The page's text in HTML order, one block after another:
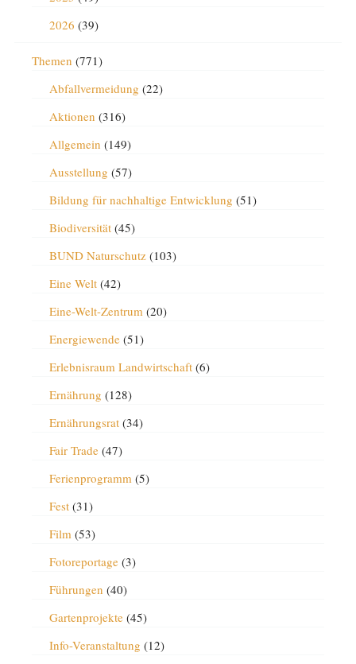
2026 (39)
Themen (771)
Abfallvermeidung (22)
Aktionen (316)
Allgemein (149)
Ausstellung (57)
Bildung für nachhaltige Entwicklung (51)
Biodiversität(45)
BUND Naturschutz(103)
Eine Welt(42)
Eine-Welt-Zentrum(20)
Energiewende(51)
Erlebnisraum Landwirtschaft(6)
Ernährung (128)
Ernährungsrat(34)
Fair Trade(47)
Ferienprogramm(5)
Fest(31)
Film(53)
Fotoreportage(3)
Führungen (40)
Gartenprojekte(45)
Info-Veranstaltung (12)